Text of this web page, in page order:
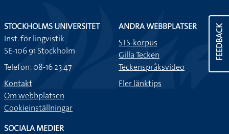
FEEDBACK
STOCKHOLMS UNIVERSITET
Inst. för lingvistik
SE-106 91 Stockholm
Telefon: 08-16 23 47
Kontakt
Om webbplatsen
Cookieinställningar
ANDRA WEBBPLATSER
STS-korpus
Gilla Tecken
Teckenspråksvideo
Fler länktips
SOCIALA MEDIER